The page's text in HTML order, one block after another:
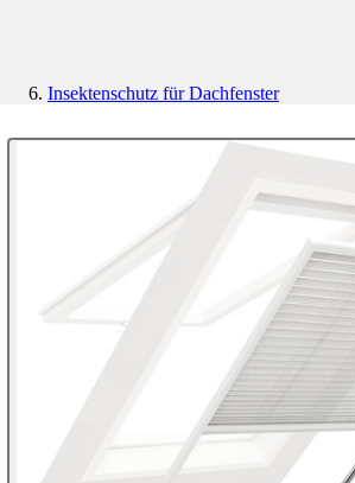
Insektenschutz für Dachfenster